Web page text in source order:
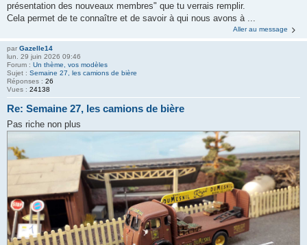
présentation des nouveaux membres" que tu verrais remplir.
Cela permet de te connaître et de savoir à qui nous avons à ...
Aller au message
par Gazelle14
lun. 29 juin 2026 09:46
Forum : Un thème, vos modèles
Sujet : Semaine 27, les camions de bière
Réponses : 26
Vues : 24138
Re: Semaine 27, les camions de bière
Pas riche non plus